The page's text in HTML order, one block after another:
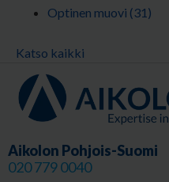
Optinen muovi (31)
Katso kaikki
Aikolon Pohjois-Suomi
020 779 0040